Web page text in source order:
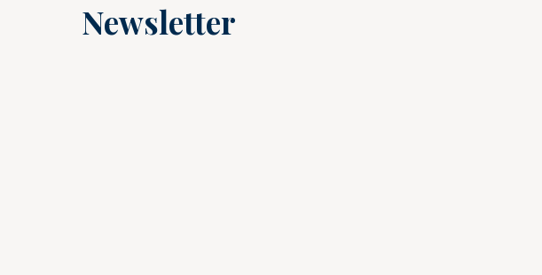
Newsletter